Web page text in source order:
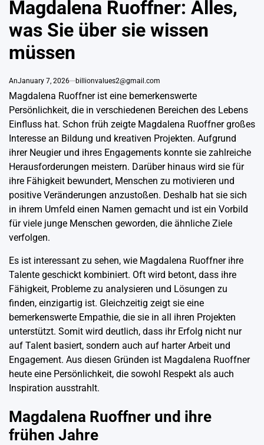
Magdalena Ruoffner: Alles,
was Sie über sie wissen
müssen
AnJanuary 7, 2026 billionvalues2@gmail.com
Magdalena Ruoffner ist eine bemerkenswerte
Persönlichkeit, die in verschiedenen Bereichen des Lebens
Einfluss hat. Schon früh zeigte Magdalena Ruoffner großes
Interesse an Bildung und kreativen Projekten. Aufgrund
ihrer Neugier und ihres Engagements konnte sie zahlreiche
Herausforderungen meistern. Darüber hinaus wird sie für
ihre Fähigkeit bewundert, Menschen zu motivieren und
positive Veränderungen anzustoßen. Deshalb hat sie sich
in ihrem Umfeld einen Namen gemacht und ist ein Vorbild
für viele junge Menschen geworden, die ähnliche Ziele
verfolgen.
Es ist interessant zu sehen, wie Magdalena Ruoffner ihre
Talente geschickt kombiniert. Oft wird betont, dass ihre
Fähigkeit, Probleme zu analysieren und Lösungen zu
finden, einzigartig ist. Gleichzeitig zeigt sie eine
bemerkenswerte Empathie, die sie in all ihren Projekten
unterstützt. Somit wird deutlich, dass ihr Erfolg nicht nur
auf Talent basiert, sondern auch auf harter Arbeit und
Engagement. Aus diesen Gründen ist Magdalena Ruoffner
heute eine Persönlichkeit, die sowohl Respekt als auch
Inspiration ausstrahlt.
Magdalena Ruoffner und ihre
frühen Jahre